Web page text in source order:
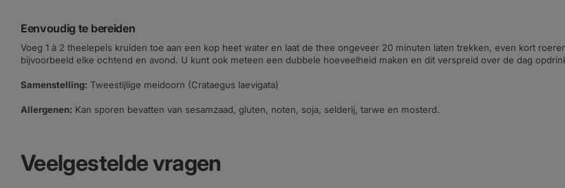
Eenvoudig te bereiden
Voeg 1 à 2 theelepels kruiden toe aan een kop heet water en laat de thee ongeveer 20 minuten laten trekken, even kort
bijvoorbeeld elke ochtend en avond. U kunt ook meteen een dubbele hoeveelheid maken en dit verspreid over de dag
Samenstelling: Tweestijlige meidoorn (Crataegus laevigata)
Allergenen: Kan sporen bevatten van sesamzaad, gluten, noten, soja, selderij, tarwe en mosterd.
Veelgestelde vragen